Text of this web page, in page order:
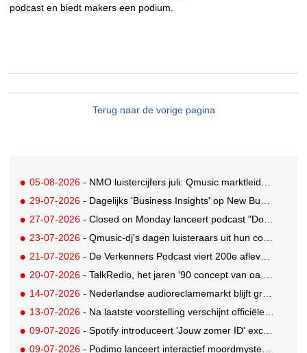
podcast en biedt makers een podium.
Terug naar de vorige pagina
05-08-2026 - NMO luistercijfers juli: Qmusic marktleider, gevolgd door NPO2 en 538
29-07-2026 - Dagelijks 'Business Insights' op New Business Radio
27-07-2026 - Closed on Monday lanceert podcast "Dood op Dinsdag" met knipoog naar de reclameindustrie
23-07-2026 - Qmusic-dj's dagen luisteraars uit hun controle over eigen agenda volledig weg te geven
21-07-2026 - De Verkenners Podcast viert 200e aflevering als podium voor het agencylandschap
20-07-2026 - TalkRedio, het jaren '90 concept van oa Theo van Gogh, Jan Lenferink en Beau van Erven Dorens, herleeft in eigentijds format
14-07-2026 - Nederlandse audioreclamemarkt blijft groeien, retail nog altijd grootste branche
13-07-2026 - Na laatste voorstelling verschijnt officiële podcast over Soldaat van Oranje - De Musical
09-07-2026 - Spotify introduceert 'Jouw zomer ID' exclusief in Nederland
09-07-2026 - Podimo lanceert interactief moordmysterie: luisteraars lossen zelf de moord op